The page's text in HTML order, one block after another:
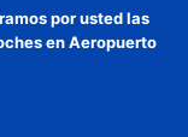
por usted las
en Aeropuerto